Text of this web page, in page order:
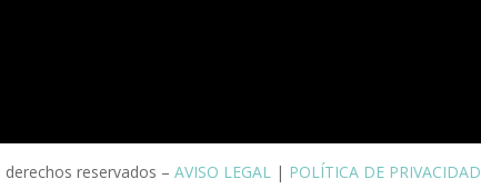
derechos reservados –AVISO LEGAL | POLÍTICA DE PRIVACIDAD